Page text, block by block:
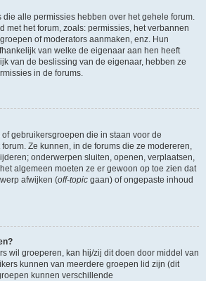
die alle permissies hebben over het gehele forum.
met het forum, zoals: permissies, het verbannen
of moderators aanmaken, enz. Hun
van welke de eigenaar aan hen heeft
van de beslissing van de eigenaar, hebben ze
in de forums.
gebruikersgroepen die in staan voor de
Ze kunnen, in de forums die ze modereren,
onderwerpen sluiten, openen, verplaatsen,
algemeen moeten ze er gewoon op toe zien dat
afwijken (off-topic gaan) of ongepaste inhoud
wil groeperen, kan hij/zij dit doen door middel van
kunnen van meerdere groepen lid zijn (dit
kunnen verschillende